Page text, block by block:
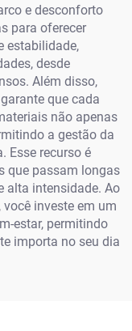
e desconforto
para oferecer
estabilidade,
desde
Além disso,
que cada
não apenas
a gestão da
Esse recurso é
que passam longas
alta intensidade. Ao
investe em um
estar, permitindo
importa no seu dia